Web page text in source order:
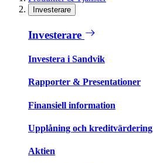
Investerare
Investerare
Investera i Sandvik
Rapporter & Presentationer
Finansiell information
Upplåning och kreditvärdering
Aktien